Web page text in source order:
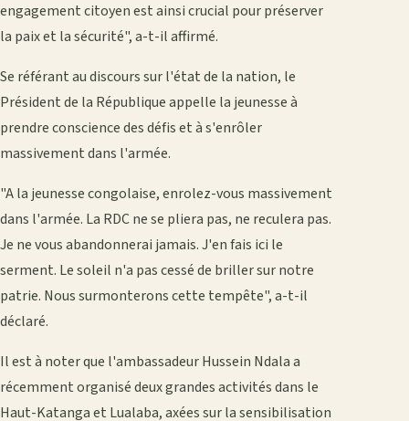
engagement citoyen est ainsi crucial pour préserver
la paix et la sécurité", a-t-il affirmé.
Se référant au discours sur l'état de la nation, le
Président de la République appelle la jeunesse à
prendre conscience des défis et à s'enrôler
massivement dans l'armée.
"A la jeunesse congolaise, enrolez-vous massivement
dans l'armée. La RDC ne se pliera pas, ne reculera pas.
Je ne vous abandonnerai jamais. J'en fais ici le
serment. Le soleil n'a pas cessé de briller sur notre
patrie. Nous surmonterons cette tempête", a-t-il
déclaré.
Il est à noter que l'ambassadeur Hussein Ndala a
récemment organisé deux grandes activités dans le
Haut-Katanga et Lualaba, axées sur la sensibilisation